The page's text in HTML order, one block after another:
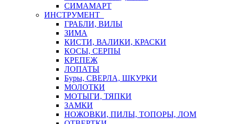
СИМАМАРТ
ИНСТРУМЕНТ
ГРАБЛИ, ВИЛЫ
ЗИМА
КИСТИ, ВАЛИКИ, КРАСКИ
КОСЫ, СЕРПЫ
КРЕПЕЖ
ЛОПАТЫ
Буры, СВЕРЛА, ШКУРКИ
МОЛОТКИ
МОТЫГИ, ТЯПКИ
ЗАМКИ
НОЖОВКИ, ПИЛЫ, ТОПОРЫ, ЛОМ